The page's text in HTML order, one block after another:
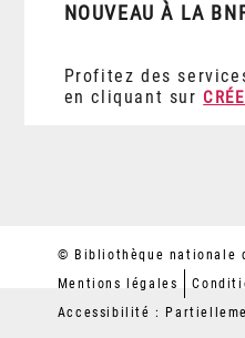
NOUVEAU À LA
Profitez des
en cliquant sur
© Bibliothèque nationale
Mentions légales
Accessibilité :